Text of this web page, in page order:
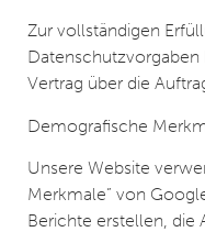
Zur vollständigen
Vertrag über die
Demografische
Unsere Website
Merkmale” von
Berichte erstellen, die